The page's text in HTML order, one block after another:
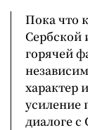
Пока что
Сербской
горячей
характер
усиление
диалоге с